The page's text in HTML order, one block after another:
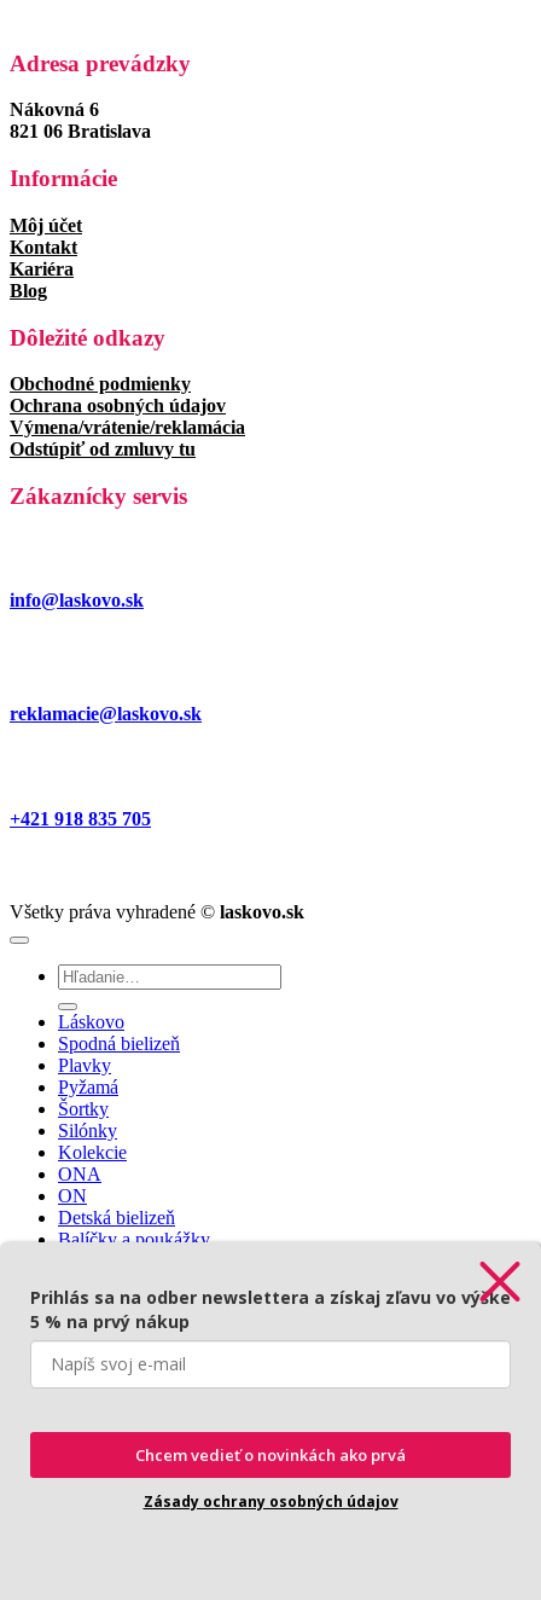
Adresa prevádzky
Nákovná 6
821 06 Bratislava
Informácie
Môj účet
Kontakt
Kariéra
Blog
Dôležité odkazy
Obchodné podmienky
Ochrana osobných údajov
Výmena/vrátenie/reklamácia
Odstúpiť od zmluvy tu
Zákaznícky servis
info@laskovo.sk
reklamacie@laskovo.sk
+421 918 835 705
Všetky práva vyhradené © laskovo.sk
Hľadať:
Láskovo
Spodná bielizeň
Plavky
Pyžamá
Šortky
Silónky
Kolekcie
ONA
ON
Detská bielizeň
Balíčky a poukážky
🇨🇿
Prihlásenie
Heslo*Povinné
Prihlás sa na odber newslettera a získaj zľavu vo výške
5 % na prvý nákup
Chcem vedieť o novinkách ako prvá
Zásady ochrany osobných údajov